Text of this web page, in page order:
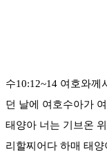
수10:12~14 여호와께
던 날에 여호수아가
태양아 너는 기브온
리할찌어다 하매 태